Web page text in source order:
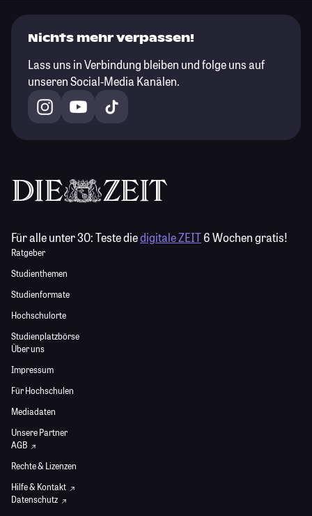
Nichts mehr verpassen!
Lass uns in Verbindung bleiben und folge uns auf
unseren Social-Media Kanälen.
Für alle unter 30:Teste diedigitale ZEIT6 Wochen gratis!
Ratgeber
Studienthemen
Studienformate
Hochschulorte
Studienplatzbörse
Über uns
Impressum
Für Hochschulen
Mediadaten
Unsere Partner
AGB
Rechte & Lizenzen
Hilfe & Kontakt
Datenschutz